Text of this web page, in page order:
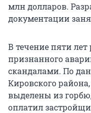
млн долларов.
документации
В течение пяти
признанного
скандалами. По
Кировского
выделены из
оплатил